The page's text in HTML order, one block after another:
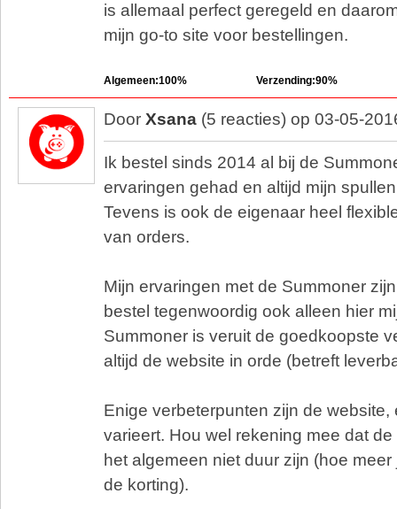
is allemaal perfect geregeld en
mijn go-to site voor bestellingen.
Algemeen:100% Verzending:90%
Door Xsana (5 reacties) op 03-05-
Ik bestel sinds 2014 al bij de
ervaringen gehad en altijd mijn
Tevens is ook de eigenaar heel
van orders.
Mijn ervaringen met de Summoner
bestel tegenwoordig ook alleen hier
Summoner is veruit de goedkoopste
altijd de website in orde (betreft
Enige verbeterpunten zijn de
varieert. Hou wel rekening mee dat
het algemeen niet duur zijn (hoe
de korting).